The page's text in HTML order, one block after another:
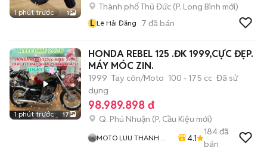
1 phút trước 1
Thành phố Thủ Đức (P. Long Bình mới)
L Lê Hải Đăng 7 đã bán
1 phút trước 17
HONDA REBEL 125 .ĐK 1999,CỰC ĐẸP.
MÁY MÓC ZIN.
1999 Tay côn/Moto 100 - 175 cc Đã sử
dụng
98.989.898 đ
Q. Phú Nhuận (P. Cầu Kiệu mới)
MOTO LUU THANH
4.1
184đã
bán